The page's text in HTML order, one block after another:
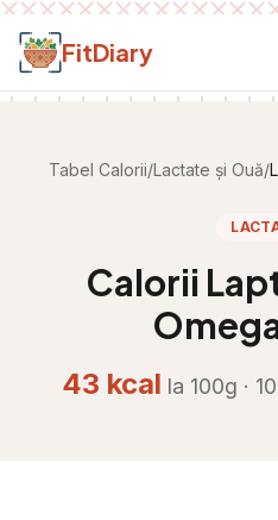
Salt la conținut
FitDiary
Tabel Calorii/Lactate și Ouă/
Calorii
43 kcal la 100g ·